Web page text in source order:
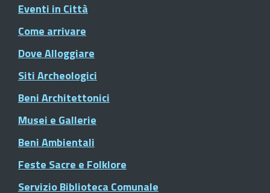
Eventi in Città
Come arrivare
Dove Alloggiare
Siti Archeologici
Beni Architettonici
Musei e Gallerie
Beni Ambientali
Feste Sacre e Folklore
Servizio Biblioteca Comunale